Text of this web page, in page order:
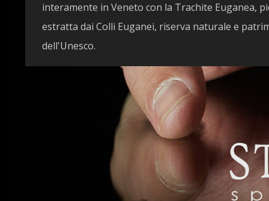
interamente in Veneto con la Trachite Euganea,
estratta dai Colli Euganei, riserva naturale e
dell'Unesco.